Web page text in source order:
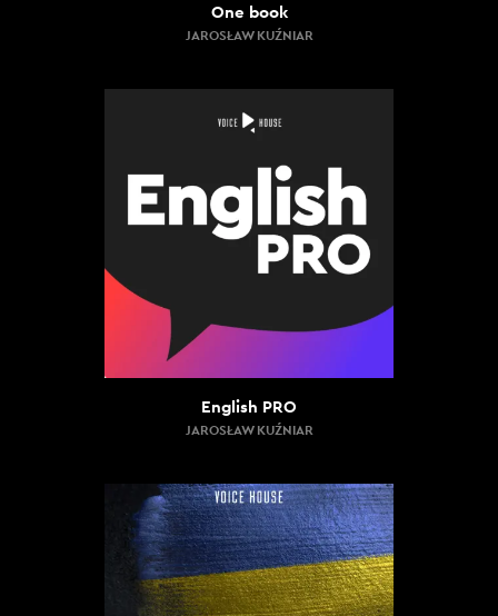
One book
JAROSŁAW KUŹNIAR
English PRO
JAROSŁAW KUŹNIAR